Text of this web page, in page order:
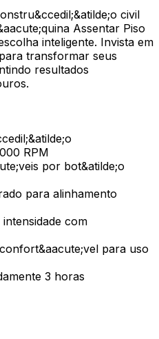
civil
Assentar Piso
inteligente. Invista em
transformar seus
resultados
RPM
por bot&atilde;o
para alinhamento
com
para uso
3 horas